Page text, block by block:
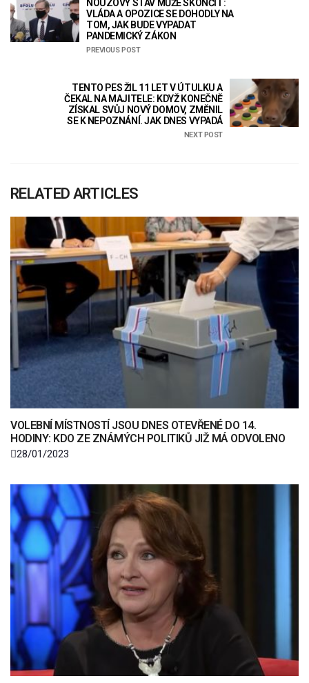
NOUZOVÝ STAV MŮŽE SKONČIT:
VLÁDA A OPOZICE SE DOHODLY NA
TOM, JAK BUDE VYPADAT
PANDEMICKÝ ZÁKON
PREVIOUS POST
TENTO PES ŽIL 11 LET V ÚTULKU A
ČEKAL NA MAJITELE: KDYŽ KONEČNĚ
ZÍSKAL SVŮJ NOVÝ DOMOV, ZMĚNIL
SE K NEPOZNÁNÍ. JAK DNES VYPADÁ
NEXT POST
RELATED ARTICLES
VOLEBNÍ MÍSTNOSTÍ JSOU DNES OTEVŘENÉ DO 14.
HODINY: KDO ZE ZNÁMÝCH POLITIKŮ JIŽ MÁ ODVOLENO
28/01/2023